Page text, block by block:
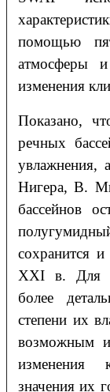
помощью
атмосферы
изменения
Показано,
речных
увлажнения,
Нигера, В.
бассейнов
сохранится
XXI в. Для
более
степени их
возможным
изменения
значения их